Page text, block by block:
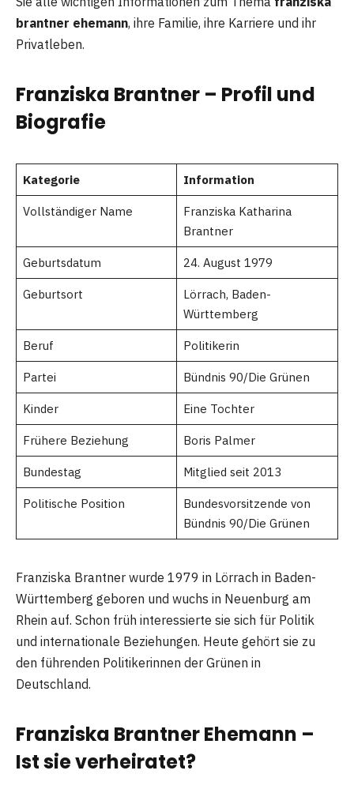
brantner ehemann, ihre Familie, ihre Karriere und ihr
Privatleben.
Franziska Brantner – Profil und
Biografie
Kategorie Information
Vollständiger Name
Franziska Katharina
Brantner
Geburtsdatum 24. August 1979
Geburtsort
Lörrach, Baden-
Württemberg
Beruf Politikerin
Partei Bündnis 90/Die Grünen
Kinder Eine Tochter
Frühere Beziehung Boris Palmer
Bundestag Mitglied seit 2013
Politische Position
Bundesvorsitzende von
Bündnis 90/Die Grünen
Franziska Brantner wurde 1979 in Lörrach in Baden-
Württemberg geboren und wuchs in Neuenburg am
Rhein auf. Schon früh interessierte sie sich für Politik
und internationale Beziehungen. Heute gehört sie zu
den führenden Politikerinnen der Grünen in
Deutschland.
Franziska Brantner Ehemann –
Ist sie verheiratet?